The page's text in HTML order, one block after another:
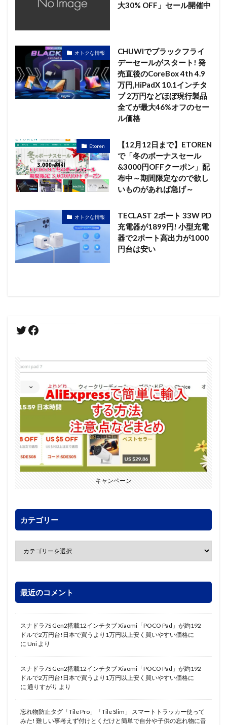
大30% OFF」セール開催中
オトクな情報
CHUWIでブラックフライ
デーセールがスタート! 発
売直後のCoreBox 4th 4.9
万円,HiPadX 10.1インチタ
ブ 2万円などほぼ現行製品
全てが最大46%オフのセー
ル価格
Etoren
【12月12日まで】ETOREN
で「冬のボーナスセール
&3000円OFFクーポン」配
布中～期間限定なので欲し
いものがあれば急げ～
オトクな情報
TECLAST 2ポート 33W PD
充電器が1899円! 小型充電
器で2ポート高出力が1000
円台は安い
キャンペーン
カテゴリー
最近のコメント
スナドラ7S Gen2搭載12インチタブ Xiaomi「POCO Pad」が約192
ドルで2万円台!日本で買うより1万円以上安く買いやすい価格に
に Uni より
スナドラ7S Gen2搭載12インチタブ Xiaomi「POCO Pad」が約192
ドルで2万円台!日本で買うより1万円以上安く買いやすい価格に
に 通りすがり より
忘れ物防止タグ「Tile Pro」「Tile Slim」 スマートトラッカー使って
みた! 難しい事考えず付けとくだけと簡単で自分や子供の忘れ物に音